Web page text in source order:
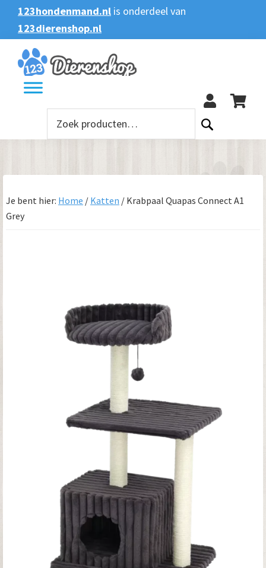
Spring
naar
de
hoofdnavigatie
Door
naar
de
hoofd
inhoud
Spring
naar
de
voettekst
123hondenmand.nl is onderdeel van
123dierenshop.nl
Zoeken
Zoeken
naar:
Je bent hier: Home / Katten / Krabpaal Quapas Connect A1
Grey